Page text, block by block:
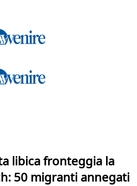
libica fronteggia la
50 migranti annegati